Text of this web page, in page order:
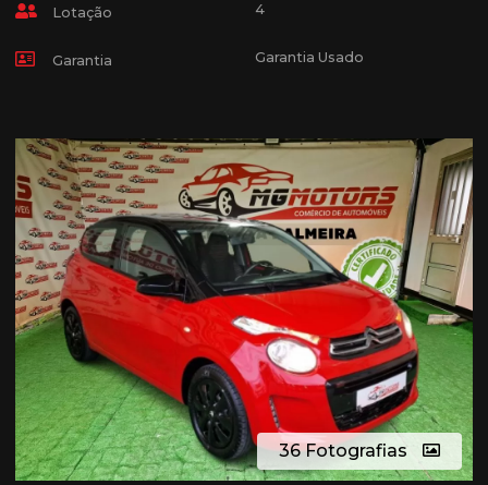
Lotação 4
Garantia Garantia Usado
36 Fotografias